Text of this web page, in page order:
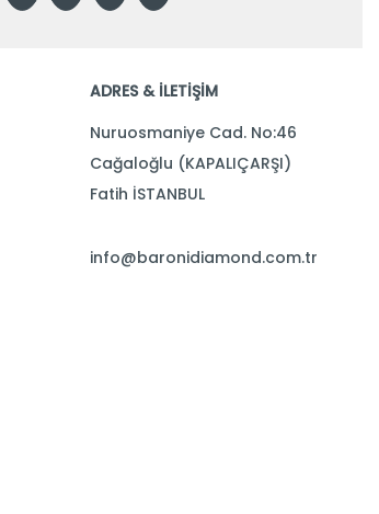
ADRES & İLETİŞİM
Nuruosmaniye Cad. No:46
Cağaloğlu (KAPALIÇARŞI)
Fatih İSTANBUL
info@baronidiamond.com.tr